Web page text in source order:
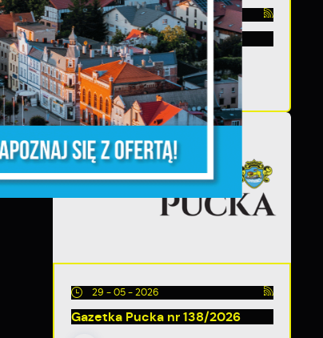
30 - 06 - 2026
Gazetka Pucka nr 139/2026
29 - 05 - 2026
Gazetka Pucka nr 138/2026